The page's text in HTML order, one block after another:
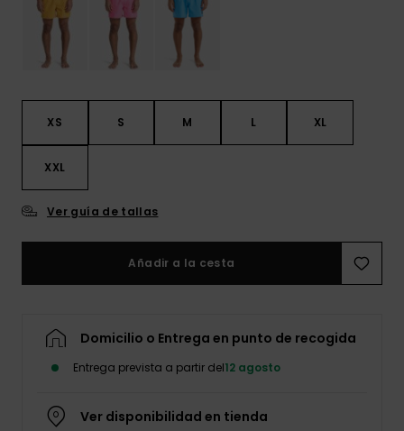
XS S M L XL
XXL
Ver guía de tallas
Añadir a la cesta
Domicilio o Entrega en punto de recogida
Entrega prevista a partir del12 agosto
Ver disponibilidad en tienda